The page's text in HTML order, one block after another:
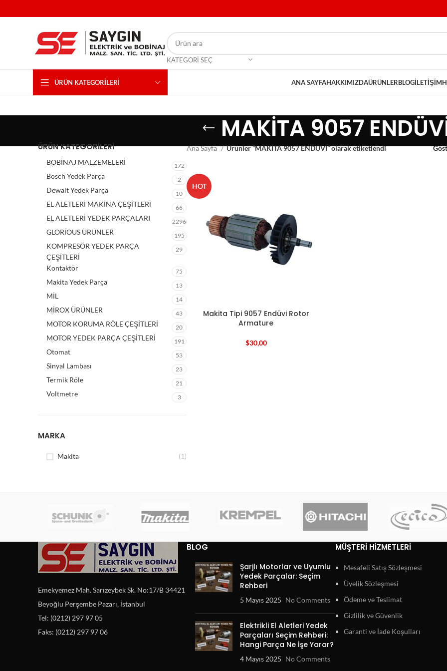
KATEGORI SEÇ
ÜRÜN KATEGORILERI ANA SAYFAHAKKIMIZDAÜRÜNLERBLOGİLETIŞIM
MAKİTA 9057
ÜRÜN KATEGORILERI
BOBİNAJ MALZEMELERİ 172
Bosch Yedek Parça 2
Dewalt Yedek Parça 10
EL ALETLERİ MAKİNA ÇEŞİTLERİ 66
EL ALETLERİ YEDEK PARÇALARI 2296
GLORİOUS ÜRÜNLER 195
KOMPRESÖR YEDEK PARÇA
ÇEŞİTLERİ
29
Kontaktör 75
Makita Yedek Parça 13
MİL 14
MİROX ÜRÜNLER 43
MOTOR KORUMA RÖLE ÇEŞİTLERİ 20
MOTOR YEDEK PARÇA ÇEŞİTLERİ 191
Otomat 53
Sinyal Lambası 23
Termik Röle 21
Voltmetre 3
MARKA
Makita (1)
Ana Sayfa Ürünler “MAKİTA 9057 ENDÜVİ” olarak etiketlendi
HOT
Makita Tipi 9057 Endüvi Rotor
Armature
$30,00
Emekyemez Mah. Sarızeybek Sk. No:17/B 34421
Beyoğlu Perşembe Pazarı, İstanbul
Tel: (0212) 297 97 05
Faks: (0212) 297 97 06
BLOG
Şarjlı Motorlar ve Uyumlu
Yedek Parçalar: Seçim
Rehberi
5 Mayıs 2025 No Comments
Elektrikli El Aletleri Yedek
Parçaları Seçim Rehberi:
Hangi Parça Ne İşe Yarar?
4 Mayıs 2025 No Comments
MÜŞTERI HIZMETLERI
Mesafeli Satış Sözleşmesi
Üyelik Sözleşmesi
Ödeme ve Teslimat
Gizlilik ve Güvenlik
Garanti ve İade Koşulları